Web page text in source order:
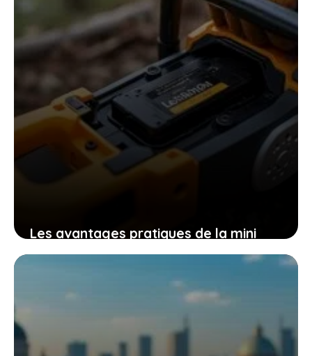
Les avantages pratiques de la mini
tronçonneuse güde mk 18-201-05 pour